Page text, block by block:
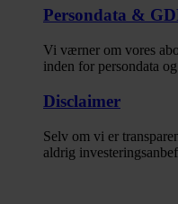
Persondata &
Vi værner om vores
inden for persondata
Disclaimer
Selv om vi er
aldrig